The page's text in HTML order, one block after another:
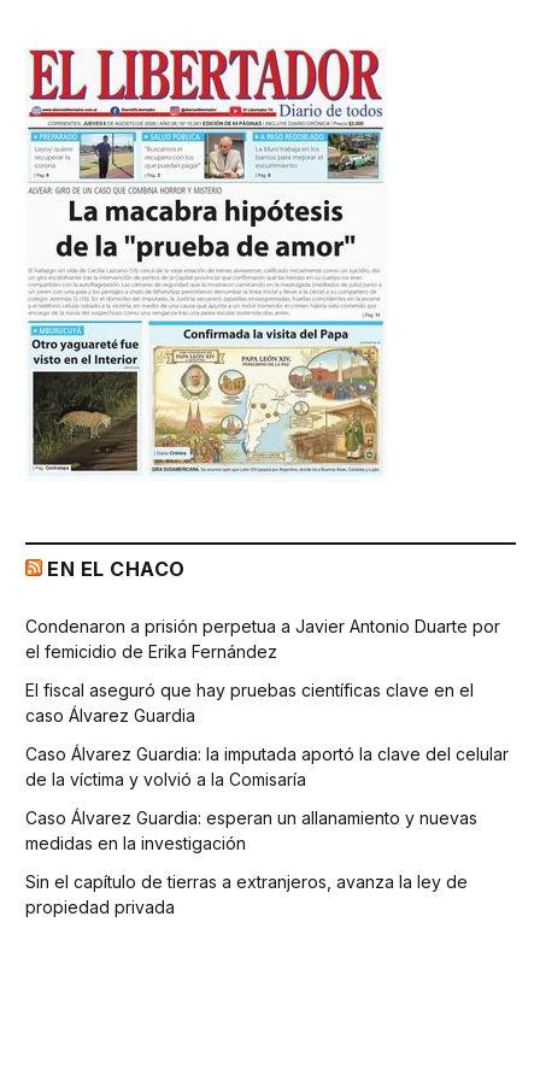
EN EL CHACO
Condenaron a prisión perpetua a Javier Antonio Duarte por
el femicidio de Erika Fernández
El fiscal aseguró que hay pruebas científicas clave en el
caso Álvarez Guardia
Caso Álvarez Guardia: la imputada aportó la clave del celular
de la víctima y volvió a la Comisaría
Caso Álvarez Guardia: esperan un allanamiento y nuevas
medidas en la investigación
Sin el capítulo de tierras a extranjeros, avanza la ley de
propiedad privada